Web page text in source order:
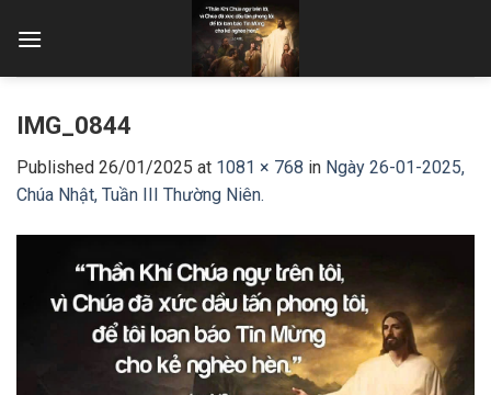
IMG_0844
Published 26/01/2025 at 1081 × 768 in Ngày 26-01-2025,
Chúa Nhật, Tuần III Thường Niên.